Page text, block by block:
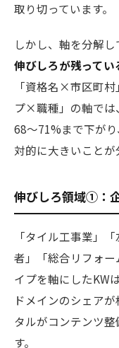
取り切っています。
しかし、軸を分解し
伸びしろが残ってい
「資格名×市区町
プ×職種」の軸では
68〜71%まで下が
対的に大きいことが
伸びしろ領域①：
「タイル工事業」
者」「総合リフォ
イプを軸にしたKW
ドメインのシェア
タルがコンテンツ
す。